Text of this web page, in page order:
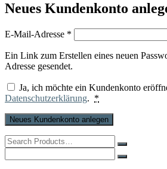
Neues Kundenkonto
E-Mail-Adresse *
Ein Link zum Erstellen eines neuen
Adresse gesendet.
Ja, ich möchte ein Kundenkonto
Datenschutzerklärung. *
Neues Kundenkonto anlegen
Search
for:
for: